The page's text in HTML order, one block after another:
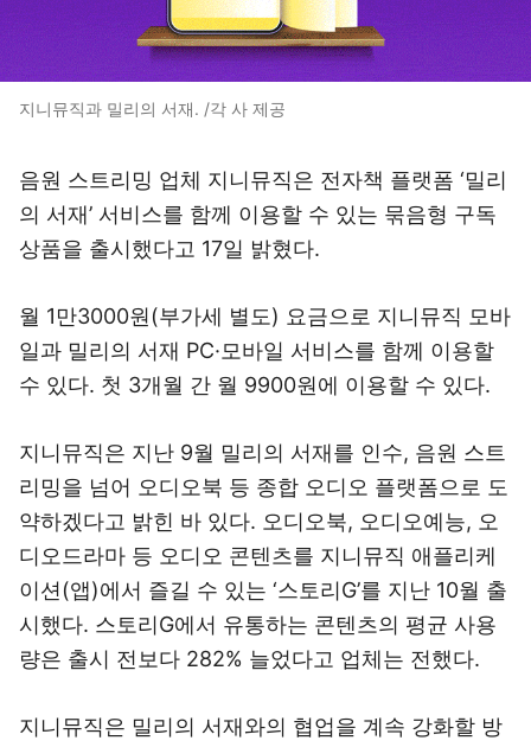
지니뮤직과 밀리의 서재. /각 사 제공
음원 스트리밍 업체 지니뮤직은 전자책 플랫폼 ‘밀리
의 서재’ 서비스를 함께 이용할 수 있는 묶음형 구독
상품을 출시했다고 17일 밝혔다.
월 1만3000원(부가세 별도) 요금으로 지니뮤직 모바
일과 밀리의 서재 PC·모바일 서비스를 함께 이용할
수 있다. 첫 3개월 간 월 9900원에 이용할 수 있다.
지니뮤직은 지난 9월 밀리의 서재를 인수, 음원 스트
리밍을 넘어 오디오북 등 종합 오디오 플랫폼으로 도
약하겠다고 밝힌 바 있다. 오디오북, 오디오예능, 오
디오드라마 등 오디오 콘텐츠를 지니뮤직 애플리케
이션(앱)에서 즐길 수 있는 ‘스토리G’를 지난 10월 출
시했다. 스토리G에서 유통하는 콘텐츠의 평균 사용
량은 출시 전보다 282% 늘었다고 업체는 전했다.
지니뮤직은 밀리의 서재와의 협업을 계속 강화할 방